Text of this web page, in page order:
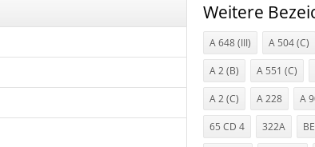
Weitere
A 648 (III) A 504 (C)
A 2 (B) A 551 (C)
A 2 (C) A 228 A
65 CD 4 322A